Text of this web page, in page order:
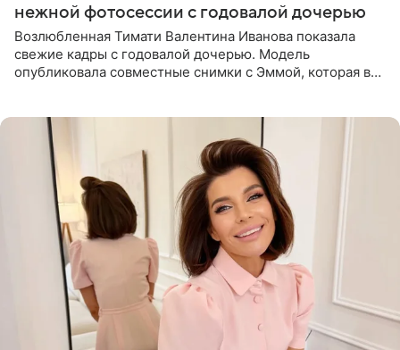
нежной фотосессии с годовалой дочерью
Возлюбленная Тимати Валентина Иванова показала
свежие кадры с годовалой дочерью. Модель
опубликовала совместные снимки с Эммой, которая в